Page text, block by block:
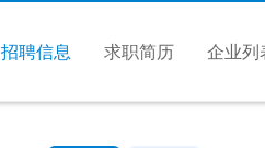
招聘信息 求职简历 企业列